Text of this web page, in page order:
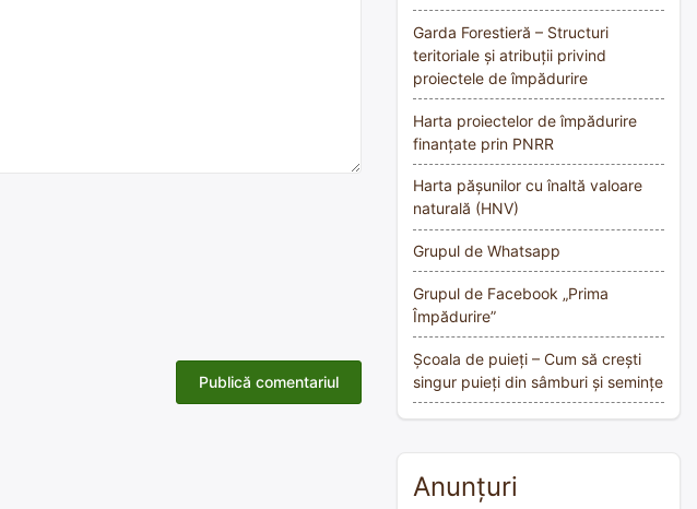
Garda Forestieră – Structuri
teritoriale și atribuții privind
proiectele de împădurire
Harta proiectelor de împădurire
finanțate prin PNRR
Harta pășunilor cu înaltă valoare
naturală (HNV)
Grupul de Whatsapp
Grupul de Facebook „Prima
Împădurire”
Școala de puieți – Cum să crești
singur puieți din sâmburi și semințe
Anunțuri